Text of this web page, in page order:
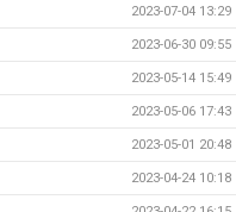
2023-07-04 13:29
2023-06-30 09:55
2023-05-14 15:49
2023-05-06 17:43
2023-05-01 20:48
2023-04-24 10:18